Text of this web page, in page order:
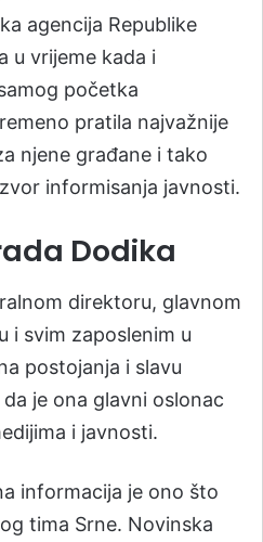
agencija Republike
u vrijeme kada i
početka
pratila najvažnije
njene građane i tako
informisanja javnosti.
Dodika
direktoru, glavnom
i svim zaposlenim u
postojanja i slavu
je ona glavni oslonac
i javnosti.
informacija je ono što
tima Srne. Novinska